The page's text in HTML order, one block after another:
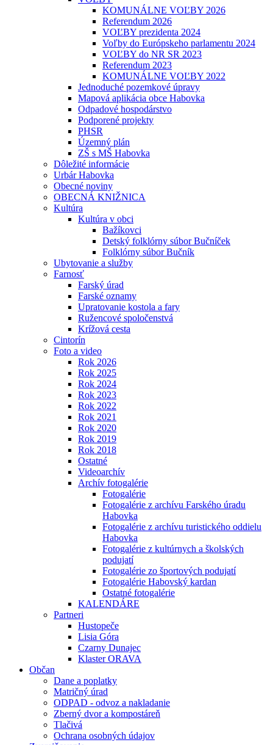
KOMUNÁLNE VOĽBY 2026
Referendum 2026
VOĽBY prezidenta 2024
Voľby do Európskeho parlamentu 2024
VOĽBY do NR SR 2023
Referendum 2023
KOMUNÁLNE VOĽBY 2022
Jednoduché pozemkové úpravy
Mapová aplikácia obce Habovka
Odpadové hospodárstvo
Podporené projekty
PHSR
Územný plán
ZŠ s MŠ Habovka
Dôležité informácie
Urbár Habovka
Obecné noviny
OBECNÁ KNIŽNICA
Kultúra
Kultúra v obci
Bažíkovci
Detský folklórny súbor Bučníček
Folklórny súbor Bučník
Ubytovanie a služby
Farnosť
Farský úrad
Farské oznamy
Upratovanie kostola a fary
Ružencové spoločenstvá
Krížová cesta
Cintorín
Foto a video
Rok 2026
Rok 2025
Rok 2024
Rok 2023
Rok 2022
Rok 2021
Rok 2020
Rok 2019
Rok 2018
Ostatné
Videoarchív
Archív fotogalérie
Fotogalérie
Fotogalérie z archívu Farského úradu
Habovka
Fotogalérie z archívu turistického oddielu
Habovka
Fotogalérie z kultúrnych a školských
podujatí
Fotogalérie zo športových podujatí
Fotogalérie Habovský kardan
Ostatné fotogalérie
KALENDÁRE
Partneri
Hustopeče
Lisia Góra
Czarny Dunajec
Klaster ORAVA
Občan
Dane a poplatky
Matričný úrad
ODPAD - odvoz a nakladanie
Zberný dvor a kompostáreň
Tlačivá
Ochrana osobných údajov